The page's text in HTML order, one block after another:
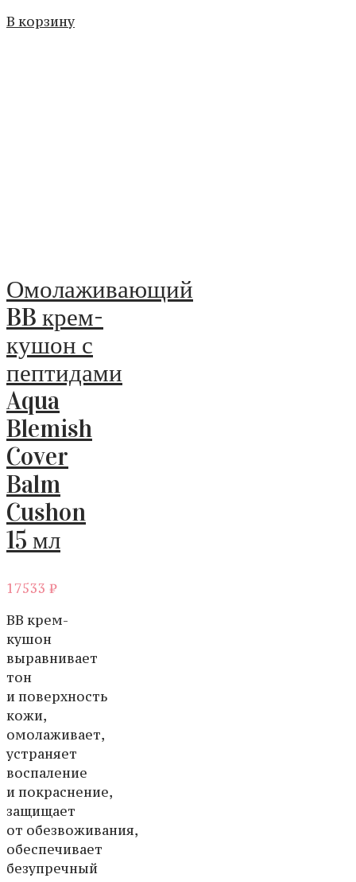
В корзину
Омолаживающий
BB крем-
кушон с
пептидами
Aqua
Blemish
Cover
Balm
Cushon
15 мл
17533 ₽
BB крем-
кушон
выравнивает
тон
и поверхность
кожи,
омолаживает,
устраняет
воспаление
и покраснение,
защищает
от обезвоживания,
обеспечивает
безупречный